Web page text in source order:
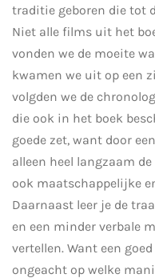
traditie geboren die tot
Niet alle films uit het
vonden we de moeite
kwamen we uit op een
volgden we de
die ook in het boek
goede zet, want door
alleen heel langzaam
ook maatschappelijke
Daarnaast leer je de
en een minder verbale
vertellen. Want een
ongeacht op welke